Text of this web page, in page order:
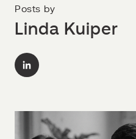
Posts by
Linda Kuiper